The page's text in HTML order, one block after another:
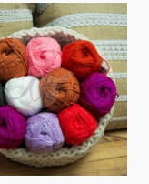
Rango
de
precios:
desde
$0.00
hasta
$14,600.00